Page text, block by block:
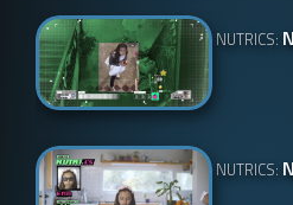
NUTRICS:
NUTRICS: